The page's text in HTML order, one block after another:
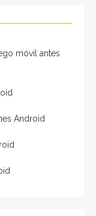
móvil antes
Android